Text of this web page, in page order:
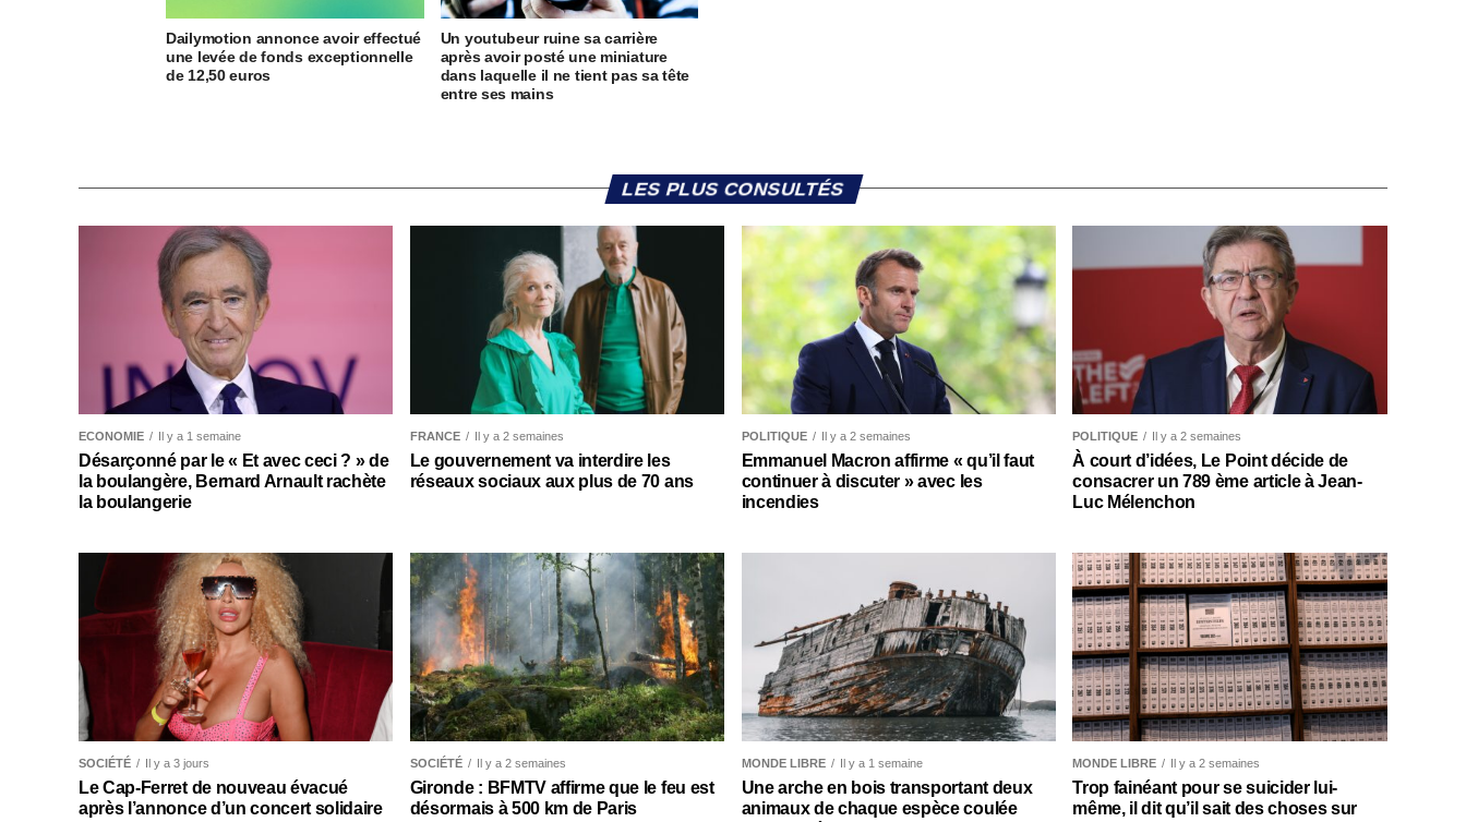
Dailymotion annonce avoir effectué
une levée de fonds exceptionnelle
de 12,50 euros
Un youtubeur ruine sa carrière
après avoir posté une miniature
dans laquelle il ne tient pas sa tête
entre ses mains
LES PLUS CONSULTÉS
ECONOMIE Il y a 1 semaine
Désarçonné par le « Et avec ceci ? » de
la boulangère, Bernard Arnault rachète
la boulangerie
FRANCE Il y a 2 semaines
Le gouvernement va interdire les
réseaux sociaux aux plus de 70 ans
POLITIQUE Il y a 2 semaines
Emmanuel Macron affirme « qu’il faut
continuer à discuter » avec les
incendies
POLITIQUE Il y a 2 semaines
À court d’idées, Le Point décide de
consacrer un 789 ème article à Jean-
Luc Mélenchon
SOCIÉTÉ Il y a 3 jours
Le Cap-Ferret de nouveau évacué
après l’annonce d’un concert solidaire
SOCIÉTÉ Il y a 2 semaines
Gironde : BFMTV affirme que le feu est
désormais à 500 km de Paris
MONDE LIBRE Il y a 1 semaine
Une arche en bois transportant deux
animaux de chaque espèce coulée
MONDE LIBRE Il y a 2 semaines
Trop fainéant pour se suicider lui-
même, il dit qu’il sait des choses sur